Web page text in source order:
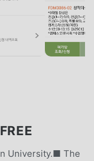
University.■ The